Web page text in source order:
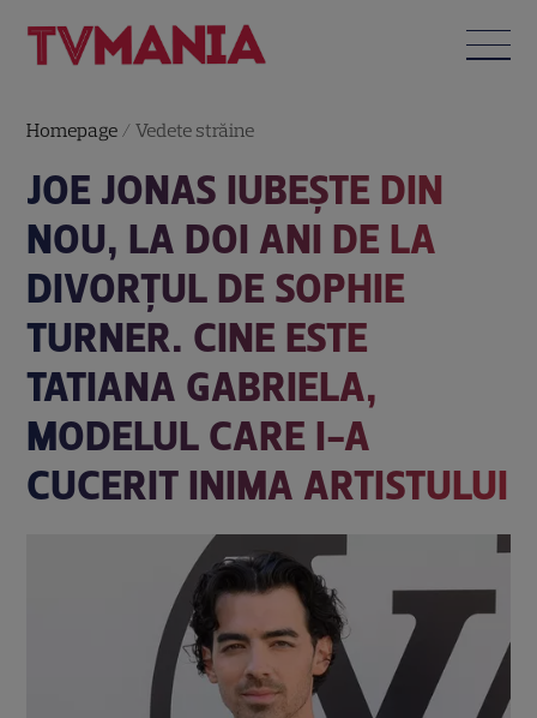
Homepage /Vedete străine
JOE JONAS IUBEȘTE DIN
NOU, LA DOI ANI DE LA
DIVORȚUL DE SOPHIE
TURNER. CINE ESTE
TATIANA GABRIELA,
MODELUL CARE I-A
CUCERIT INIMA ARTISTULUI